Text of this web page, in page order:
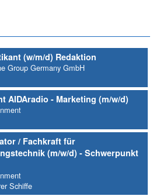
(w/m/d) Redaktion
Group Germany GmbH
AIDAradio - Marketing (m/w/d)
/ Fachkraft für
(m/w/d) - Schwerpunkt
Schiffe